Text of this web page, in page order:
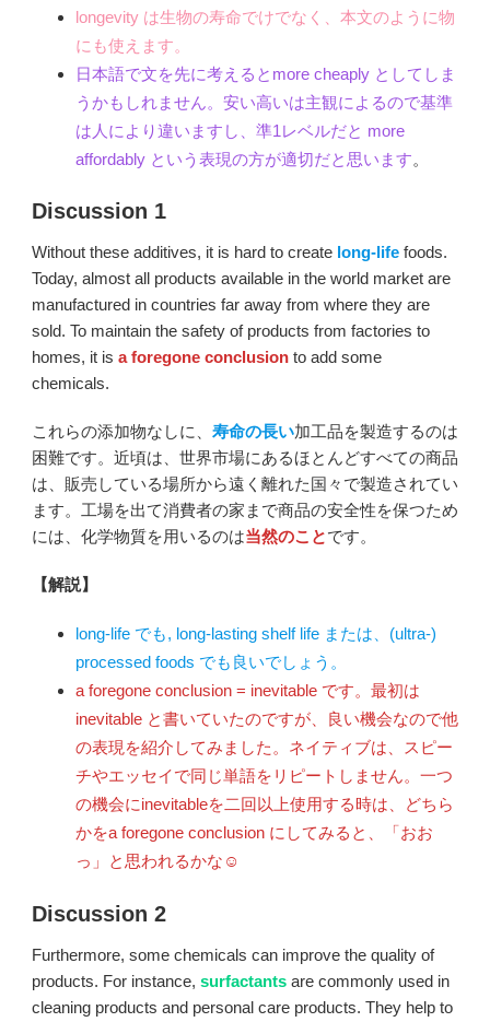
longevity は生物の寿命でけでなく、本文のように物
にも使えます。
日本語で文を先に考えるとmore cheaply としてしま
うかもしれません。安い高いは主観によるので基準
は人により違いますし、準1レベルだと more
affordably という表現の方が適切だと思います。
Discussion 1
Without these additives, it is hard to create long-life foods.
Today, almost all products available in the world market are
manufactured in countries far away from where they are
sold. To maintain the safety of products from factories to
homes, it is a foregone conclusion to add some
chemicals.
これらの添加物なしに、 寿命の長い加工品を製造するのは
困難です。近頃は、世界市場にあるほとんどすべての商品
は、販売している場所から遠く離れた国々で製造されてい
ます。工場を出て消費者の家まで商品の安全性を保つため
には、化学物質を用いるのは当然のことです。
【解説】
long-life でも, long-lasting shelf life または、(ultra-)
processed foods でも良いでしょう。
a foregone conclusion = inevitable です。最初は
inevitable と書いていたのですが、良い機会なので他
の表現を紹介してみました。ネイティブは、スピー
チやエッセイで同じ単語をリピートしません。一つ
の機会にinevitableを二回以上使用する時は、どちら
かをa foregone conclusion にしてみると、「おお
っ」と思われるかな☺
Discussion 2
Furthermore, some chemicals can improve the quality of
products. For instance, surfactants are commonly used in
cleaning products and personal care products. They help to